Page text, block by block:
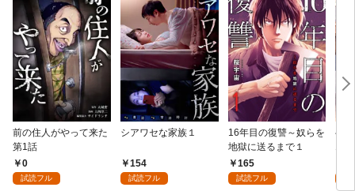
前の住人がやって来た
第1話
0
試読フル
シアワセな家族１
154
試読フル
16年目の復讐～奴らを
地獄に送るまで１
165
試読フル
ベ